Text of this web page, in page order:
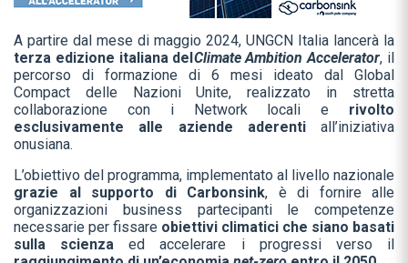
A partire dal mese di maggio 2024, UNGCN Italia lancerà la
terza edizione italiana delClimate Ambition Accelerator, il
percorso di formazione di 6 mesi ideato dal Global
Compact delle Nazioni Unite, realizzato in stretta
collaborazione con i Network locali e rivolto
esclusivamente alle aziende aderentiall’iniziativa
onusiana.
L’obiettivo del programma, implementato al livello nazionale
grazie al supporto di Carbonsink, è di fornire alle
organizzazioni business partecipanti le competenze
necessarie per fissare obiettivi climatici che siano basati
sulla scienza ed accelerare i progressi verso il